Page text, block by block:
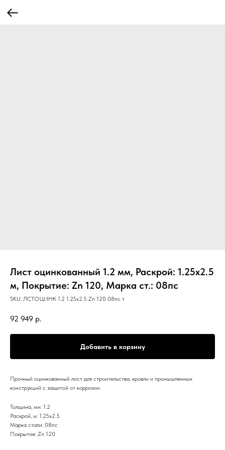
Лист оцинкованный 1.2 мм, Раскрой: 1.25х2.5
м, Покрытие: Zn 120, Марка ст.: 08пс
SKU: ЛСТОЦИНК 1.2 1.25х2.5 Zn 120 08пс т
92 949 р.
Добавить в корзину
Прочный оцинкованный лист для строительства, кровли и промышленных
конструкций с защитой от коррозии.
Толщина, мм: 1.2
Раскрой, м: 1.25х2.5
Марка стали: 08пс
Покрытие: Zn 120